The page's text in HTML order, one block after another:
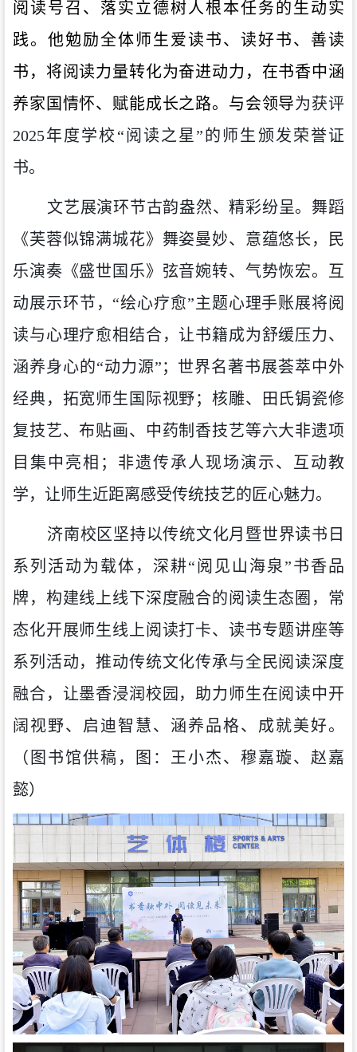
阅读号召、落实立德树人根本任务的生动实
践。他勉励全体师生爱读书、读好书、善读
书，将阅读力量转化为奋进动力，在书香中涵
养家国情怀、赋能成长之路。与会领导为获评
2025年度学校“阅读之星”的师生颁发荣誉证
书。
文艺展演环节古韵盎然、精彩纷呈。舞蹈
《芙蓉似锦满城花》舞姿曼妙、意蕴悠长，民
乐演奏《盛世国乐》弦音婉转、气势恢宏。互
动展示环节， “绘心疗愈”主题心理手账展将阅
读与心理疗愈相结合，让书籍成为舒缓压力、
涵养身心的“动力源”；世界名著书展荟萃中外
经典，拓宽师生国际视野；核雕、田氏锔瓷修
复技艺、布贴画、中药制香技艺等六大非遗项
目集中亮相；非遗传承人现场演示、互动教
学，让师生近距离感受传统技艺的匠心魅力。
济南校区坚持以传统文化月暨世界读书日
系列活动为载体，深耕“阅见山海泉”书香品
牌，构建线上线下深度融合的阅读生态圈，常
态化开展师生线上阅读打卡、读书专题讲座等
系列活动，推动传统文化传承与全民阅读深度
融合，让墨香浸润校园，助力师生在阅读中开
阔视野、启迪智慧、涵养品格、成就美好。
（图书馆供稿，图：王小杰、穆嘉璇、赵嘉
懿）